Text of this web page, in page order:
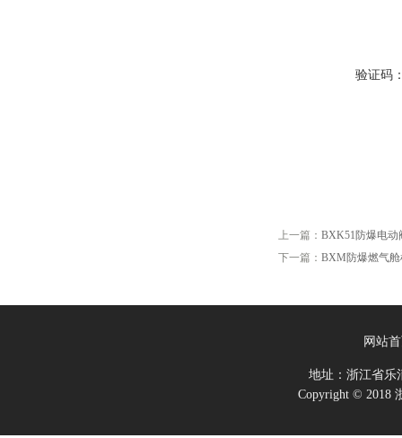
验证码
上一篇： BXK51防爆电动
下一篇： BXM防爆燃气
网站
地址：浙江省
Copyright © 2018